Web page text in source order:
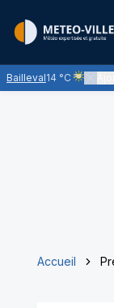
Bailleval14 °C
Ciel
Accueil